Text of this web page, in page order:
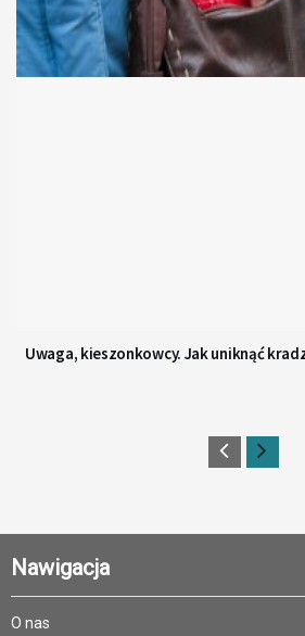
Uwaga, kieszonkowcy. Jak uniknąć
Nawigacja
O nas